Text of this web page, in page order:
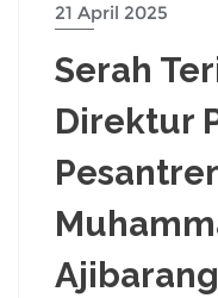
21 April 2025
Serah
Direktur